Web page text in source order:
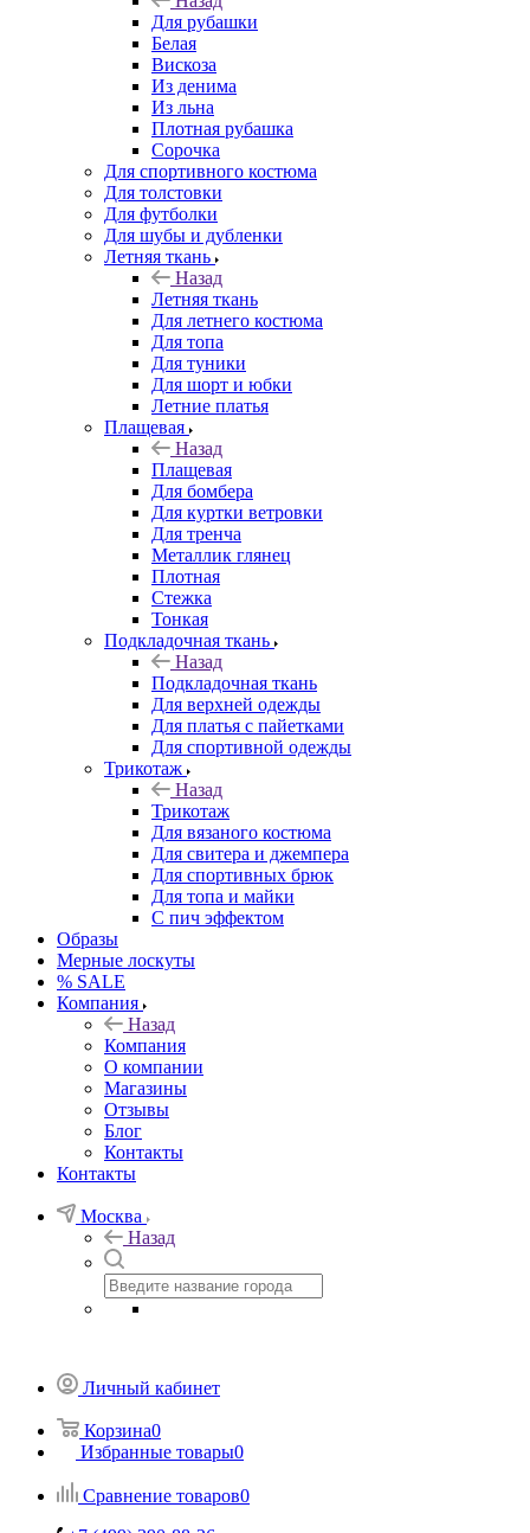
Для рубашки
Белая
Вискоза
Из денима
Из льна
Плотная рубашка
Сорочка
Для спортивного костюма
Для толстовки
Для футболки
Для шубы и дубленки
Летняя ткань
Назад
Летняя ткань
Для летнего костюма
Для топа
Для туники
Для шорт и юбки
Летние платья
Плащевая
Назад
Плащевая
Для бомбера
Для куртки ветровки
Для тренча
Металлик глянец
Плотная
Стежка
Тонкая
Подкладочная ткань
Назад
Подкладочная ткань
Для верхней одежды
Для платья с пайетками
Для спортивной одежды
Трикотаж
Назад
Трикотаж
Для вязаного костюма
Для свитера и джемпера
Для спортивных брюк
Для топа и майки
С пич эффектом
Образы
Мерные лоскуты
% SALE
Компания
Назад
Компания
О компании
Магазины
Отзывы
Блог
Контакты
Контакты
Москва
Назад
Личный кабинет
Корзина0
Избранные товары0
Сравнение товаров0